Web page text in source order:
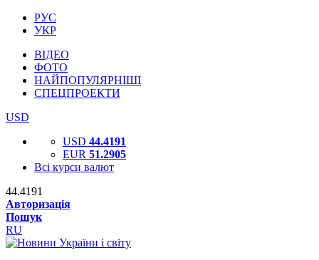
РУС
УКР
ВІДЕО
ФОТО
НАЙПОПУЛЯРНІШІ
СПЕЦПРОЕКТИ
USD
USD 44.4191
EUR 51.2905
Всі курси валют
44.4191
Авторизація
Пошук
RU